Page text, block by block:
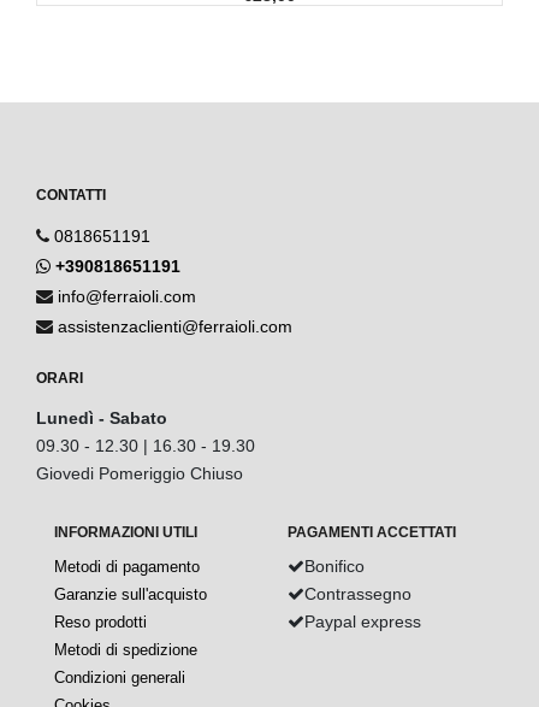
CONTATTI
0818651191
+390818651191
info@ferraioli.com
assistenzaclienti@ferraioli.com
ORARI
Lunedì - Sabato
09.30 - 12.30 | 16.30 - 19.30
Giovedi Pomeriggio Chiuso
INFORMAZIONI UTILI
Metodi di pagamento
Garanzie sull'acquisto
Reso prodotti
Metodi di spedizione
Condizioni generali
PAGAMENTI ACCETTATI
Bonifico
Contrassegno
Paypal express